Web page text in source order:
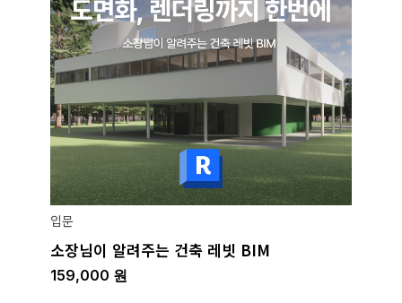
입문
소장님이 알려주는 건축 레빗 BIM
159,000 원